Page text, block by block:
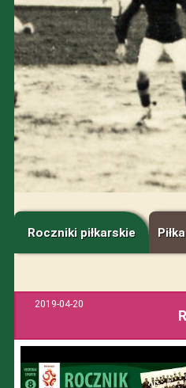
Roczniki piłkarskie
2019-04-20